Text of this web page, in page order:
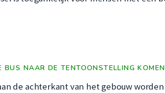
NAAR DE TENTOONSTELLING
de achterkant van het gebouw